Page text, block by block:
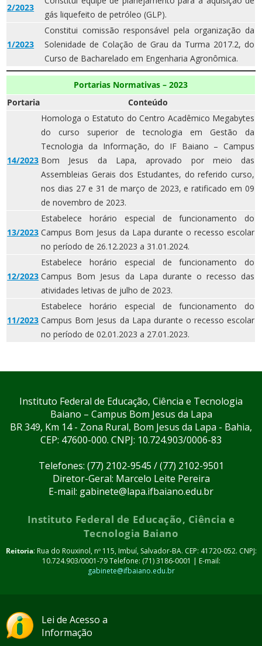
2/2023
gás liquefeito de petróleo (GLP).
1/2023
Constitui comissão responsável pela organização da
Solenidade de Colação de Grau da Turma 2017.2, do
Curso de Bacharelado em Engenharia Agronômica.
Portarias Normativas – 2023
Portaria
Conteúdo
14/2023
Homologa o Estatuto do Centro Acadêmico Megabytes
do curso superior de tecnologia em Gestão da
Tecnologia da Informação, do IF Baiano – Campus
Bom Jesus da Lapa, aprovado por meio das
Assembleias Gerais dos Estudantes, do referido curso,
nos dias 27 e 31 de março de 2023, e ratificado em 09
de novembro de 2023.
13/2023
Estabelece horário especial de funcionamento do
Campus Bom Jesus da Lapa durante o recesso escolar
no período de 26.12.2023 a 31.01.2024.
12/2023
Estabelece horário especial de funcionamento do
Campus Bom Jesus da Lapa durante o recesso das
atividades letivas de julho de 2023.
11/2023
Estabelece horário especial de funcionamento do
Campus Bom Jesus da Lapa durante o recesso escolar
no período de 02.01.2023 a 27.01.2023.
Instituto Federal de Educação, Ciência e Tecnologia
Baiano – Campus Bom Jesus da Lapa
BR 349, Km 14 - Zona Rural, Bom Jesus da Lapa - Bahia,
CEP: 47600-000. CNPJ: 10.724.903/0006-83
Telefones: (77) 2102-9545 / (77) 2102-9501
Diretor-Geral: Marcelo Leite Pereira
E-mail: gabinete@lapa.ifbaiano.edu.br
Instituto Federal de Educação, Ciência e
Tecnologia Baiano
Reitoria: Rua do Rouxinol, nº 115, Imbuí, Salvador-BA. CEP: 41720-052. CNPJ:
10.724.903/0001-79 Telefone: (71) 3186-0001 | E-mail:
gabinete@ifbaiano.edu.br
Lei de Acesso a
Informação